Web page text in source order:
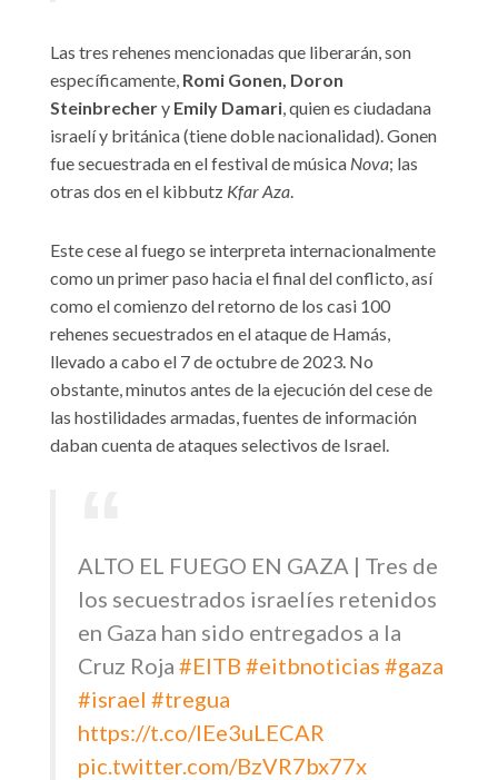
Las tres rehenes mencionadas que liberarán, son
específicamente, Romi Gonen, Doron
Steinbrechery Emily Damari , quien es ciudadana
israelí y británica (tiene doble nacionalidad). Gonen
fue secuestrada en el festival de música Nova; las
otras dos en el kibbutz Kfar Aza
Este cese al fuego se interpreta internacionalmente
como un primer paso hacia el final del conflicto, así
como el comienzo del retorno de los casi 100
rehenes secuestrados en el ataque de Hamás,
llevado a cabo el 7 de octubre de 2023. No
obstante, minutos antes de la ejecución del cese de
las hostilidades armadas, fuentes de información
daban cuenta de ataques selectivos de Israel.
ALTO EL FUEGO EN GAZA | Tres de
los secuestrados israelíes retenidos
en Gaza han sido entregados a la
Cruz Roja #EITB #eitbnoticias #gaza
#israel #tregua
https://t.co/IEe3uLECAR
pic.twitter.com/BzVR7bx77x